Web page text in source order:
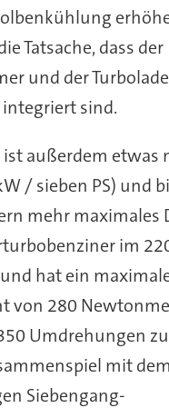
Tatsache, dass der
und der
sind.
ist außerdem etwas
/ sieben PS) und
mehr maximales
im
hat ein
von 280
Umdrehungen
mit dem
Siebengang-